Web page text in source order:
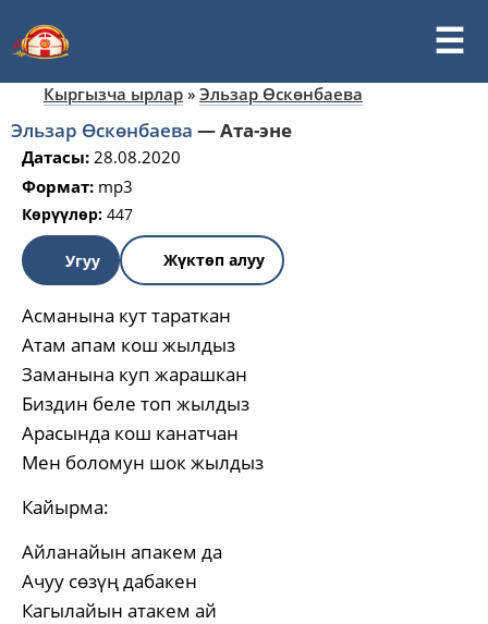
Кыргызча ырлар » Эльзар Өскөнбаева
Эльзар Өскөнбаева —Ата-эне
Датасы: 28.08.2020
Формат: mp3
Көрүүлөр: 447
Угуу Жүктөп алуу
Асманына кут тараткан
Атам апам кош жылдыз
Заманына куп жарашкан
Биздин беле топ жылдыз
Арасында кош канатчан
Мен боломун шок жылдыз
Кайырма:
Айланайын апакем да
Ачуу сөзүң дабакен
Кагылайын атакем ай